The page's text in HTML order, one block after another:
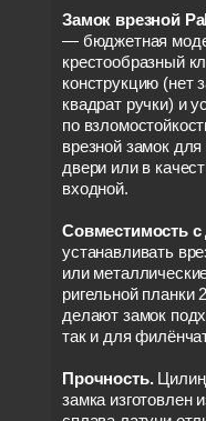
Замок врезной
— бюджетная
крестообразный
конструкцию (нет
квадрат ручки) и
по
врезной замок
двери или в
входной.
Совместимость
устанавливать
или
ригельной планки
делают замок
так и для
Прочность.
замка изготовлен